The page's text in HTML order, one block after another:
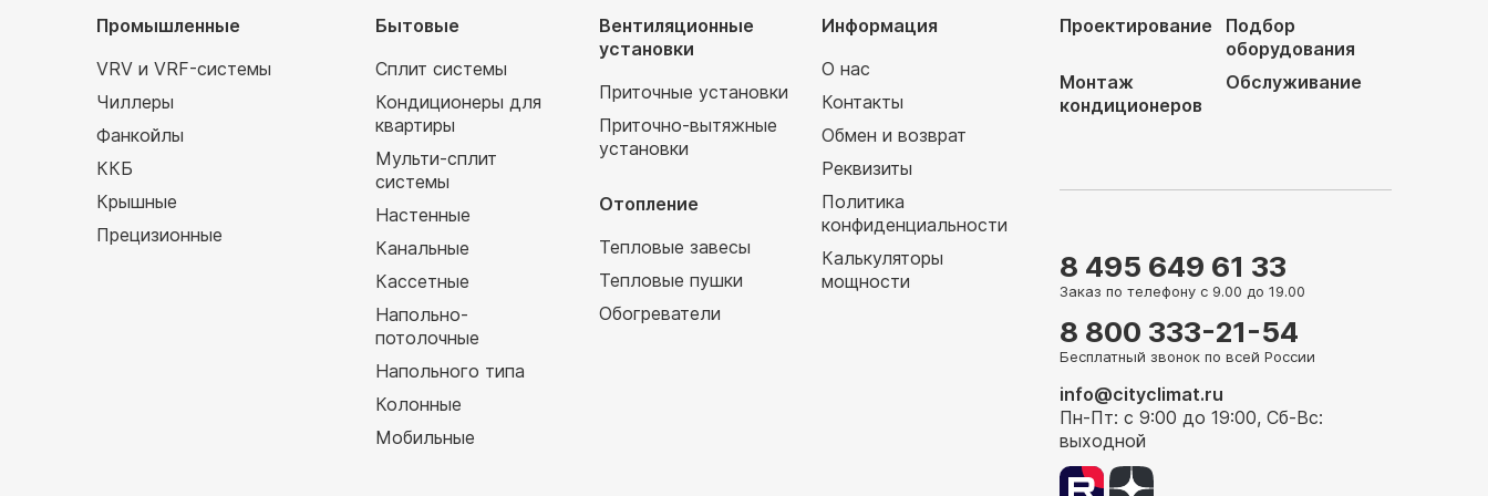
Промышленные
VRV и VRF-системы
Чиллеры
Фанкойлы
ККБ
Крышные
Прецизионные
Бытовые
Сплит системы
Кондиционеры для
квартиры
Мульти-сплит
системы
Настенные
Канальные
Кассетные
Напольно-
потолочные
Напольного типа
Колонные
Мобильные
Вентиляционные
установки
Приточные установки
Приточно-вытяжные
установки
Отопление
Тепловые завесы
Тепловые пушки
Обогреватели
Информация
О нас
Контакты
Обмен и возврат
Реквизиты
Политика
конфиденциальности
Калькуляторы
мощности
Проектирование
Подбор
оборудования
Монтаж
кондиционеров
Обслуживание
8 495 649 61 33
Заказ по телефону с 9.00 до 19.00
8 800 333-21-54
Бесплатный звонок по всей России
info@cityclimat.ru
Пн-Пт: с 9:00 до 19:00, Сб-Вс:
выходной